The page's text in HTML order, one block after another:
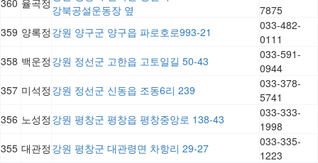
강북공설운동장 옆
7875
359 양록정 강원 양구군 양구읍 파로호로993-21
033-482-
0111
358 백운정 강원 정선군 고한읍 고토일길 50-43
033-591-
0944
357 미석정 강원 정선군 신동읍 조동6리 239
033-378-
5741
356 노성정 강원 평창군 평창읍 평창중앙로 138-43
033-333-
1998
355 대관정 강원 평창군 대관령면 차항리 29-27
033-335-
1223